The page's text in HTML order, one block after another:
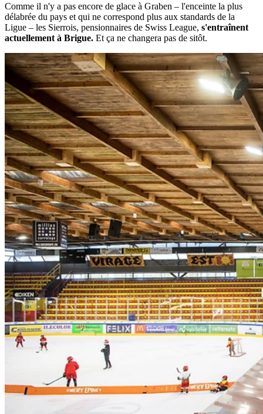
Comme il n'y a pas encore de glace à Graben – l'enceinte la plus
délabrée du pays et qui ne correspond plus aux standards de la
Ligue – les Sierrois, pensionnaires de Swiss League, s'entraînent
actuellement à Brigue. Et ça ne changera pas de sitôt.